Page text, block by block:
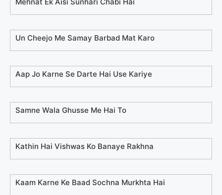
Un Cheejo Me Samay Barbad Mat Karo
Aap Jo Karne Se Darte Hai Use Kariye
Samne Wala Ghusse Me Hai To
Kathin Hai Vishwas Ko Banaye Rakhna
Kaam Karne Ke Baad Sochna Murkhta Hai